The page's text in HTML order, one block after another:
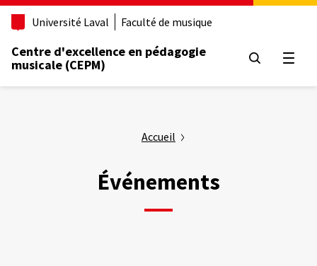
Aller
principal
Université Laval Faculté de musique
Centre d'excellence en pédagogie
musicale (CEPM)
Accueil
Événements